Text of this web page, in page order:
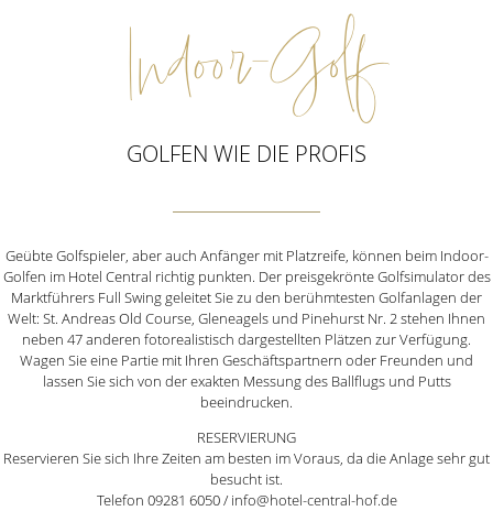
Indoor-Golf
GOLFEN WIE DIE PROFIS
Geübte Golfspieler, aber auch Anfänger mit Platzreife, können beim Indoor-
Golfen im Hotel Central richtig punkten. Der preisgekrönte Golfsimulator des
Marktführers Full Swing geleitet Sie zu den berühmtesten Golfanlagen der
Welt: St. Andreas Old Course, Gleneagels und Pinehurst Nr. 2 stehen Ihnen
neben 47 anderen fotorealistisch dargestellten Plätzen zur Verfügung.
Wagen Sie eine Partie mit Ihren Geschäftspartnern oder Freunden und
lassen Sie sich von der exakten Messung des Ballflugs und Putts
beeindrucken.
RESERVIERUNG
Reservieren Sie sich Ihre Zeiten am besten im Voraus, da die Anlage sehr gut
besucht ist.
Telefon 09281 6050 / info@hotel-central-hof.de